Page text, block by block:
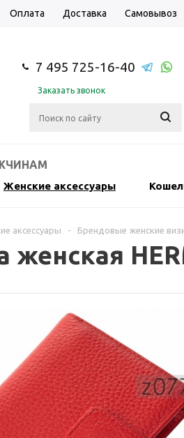
Оплата Доставка Самовывоз
7 495 725-16-40
Заказать звонок
Женские аксессуары
аксессуары - Брендовые женские
женская